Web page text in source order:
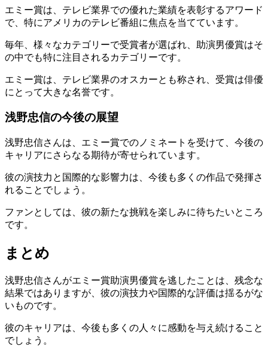
エミー賞は、テレビ業界での優れた業績を表彰するアワード
で、特にアメリカのテレビ番組に焦点を当てています。
毎年、様々なカテゴリーで受賞者が選ばれ、助演男優賞はそ
の中でも特に注目されるカテゴリーです。
エミー賞は、テレビ業界のオスカーとも称され、受賞は俳優
にとって大きな名誉です。
浅野忠信の今後の展望
浅野忠信さんは、エミー賞でのノミネートを受けて、今後の
キャリアにさらなる期待が寄せられています。
彼の演技力と国際的な影響力は、今後も多くの作品で発揮さ
れることでしょう。
ファンとしては、彼の新たな挑戦を楽しみに待ちたいところ
です。
まとめ
浅野忠信さんがエミー賞助演男優賞を逃したことは、残念な
結果ではありますが、彼の演技力や国際的な評価は揺るがな
いものです。
彼のキャリアは、今後も多くの人々に感動を与え続けること
でしょう。